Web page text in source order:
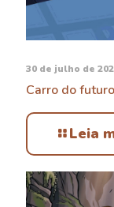
30 de julho de
Carro do
Leia